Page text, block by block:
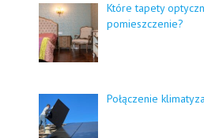
Które tapety
pomieszczenie?
Połączenie